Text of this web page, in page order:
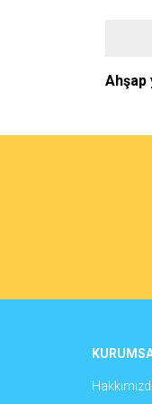
Ahşap